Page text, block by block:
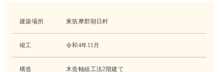
建築場所 東筑摩郡朝日村
竣工 令和4年11月
構造 木造軸組工法2階建て